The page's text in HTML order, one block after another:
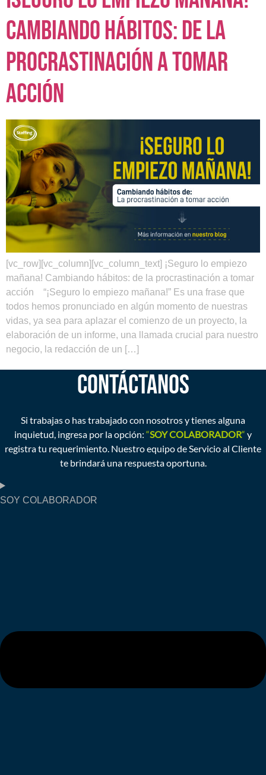
Cambiando hábitos: de la
procrastinación a tomar
acción
[vc_row][vc_column][vc_column_text] ¡Seguro lo empiezo
mañana! Cambiando hábitos: de la procrastinación a tomar
acción “¡Seguro lo empiezo mañana!” Es una frase que
todos hemos pronunciado en algún momento de nuestras
vidas, ya sea para aplazar el comienzo de un proyecto, la
elaboración de un informe, una llamada crucial para nuestro
negocio, la redacción de un […]
CONTÁCTANOS
Si trabajas o has trabajado con nosotros y tienes alguna
inquietud, ingresa por la opción: “SOY COLABORADOR“ y
registra tu requerimiento. Nuestro equipo de Servicio al Cliente
te brindará una respuesta oportuna.
SOY COLABORADOR